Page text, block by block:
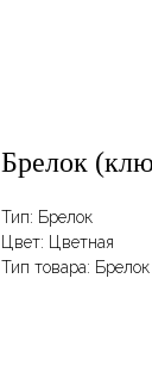
Брелок
Тип: Брелок
Цвет: Цветная
Тип товара: Брелок